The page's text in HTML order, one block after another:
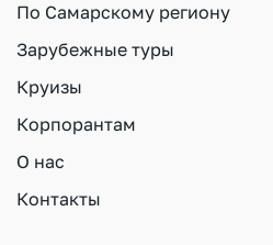
По Самарскому региону
Зарубежные туры
Круизы
Корпорантам
О нас
Контакты